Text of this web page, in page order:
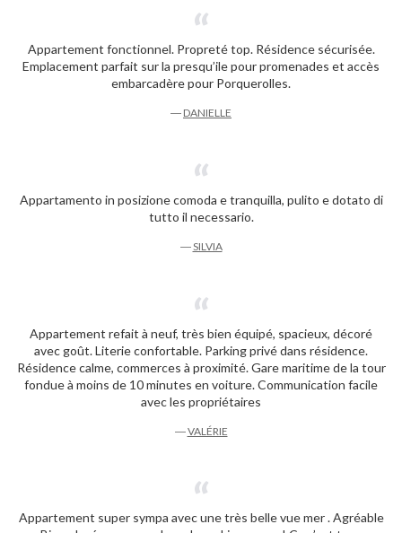
Appartement fonctionnel. Propreté top. Résidence sécurisée.
Emplacement parfait sur la presqu’ile pour promenades et accès
embarcadère pour Porquerolles.
― DANIELLE
Appartamento in posizione comoda e tranquilla, pulito e dotato di
tutto il necessario.
―SILVIA
Appartement refait à neuf, très bien équipé, spacieux, décoré
avec goût. Literie confortable. Parking privé dans résidence.
Résidence calme, commerces à proximité. Gare maritime de la tour
fondue à moins de 10 minutes en voiture. Communication facile
avec les propriétaires
―VALÉRIE
Appartement super sympa avec une très belle vue mer . Agréable